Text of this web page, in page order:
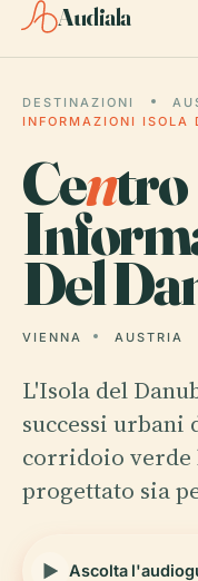
Audiala
DESTINAZIONI
INFORMAZIONI ISOLA
Centro
Del
VIENNA AUSTRIA
L'Isola del
successi
corridoio verde
progettato sia
Ascolta